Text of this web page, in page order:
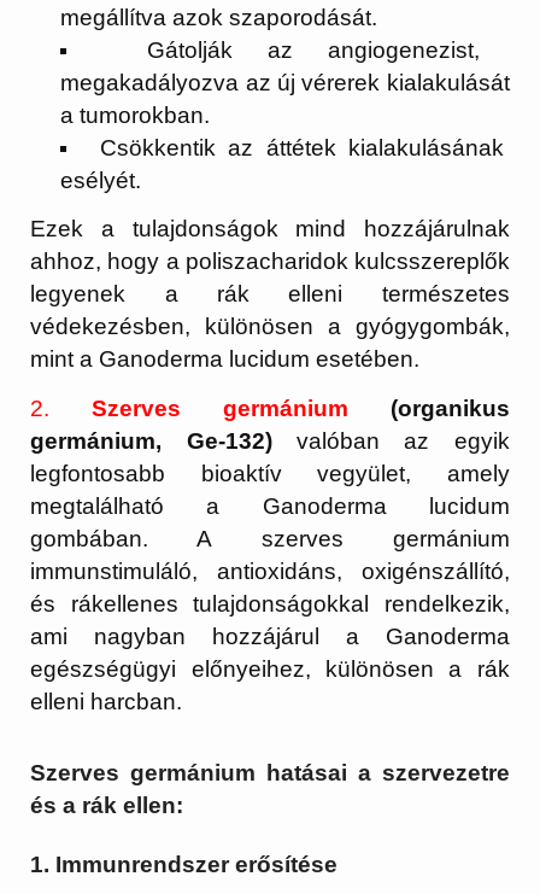
megállítva azok szaporodását.
Gátolják az angiogenezist,
megakadályozva az új vérerek kialakulását
a tumorokban.
Csökkentik az áttétek kialakulásának
esélyét.
Ezek a tulajdonságok mind hozzájárulnak
ahhoz, hogy a poliszacharidok kulcsszereplők
legyenek a rák elleni természetes
védekezésben, különösen a gyógygombák,
mint a Ganoderma lucidum esetében.
2.Szerves germánium (organikus
germánium, Ge-132)valóban az egyik
legfontosabb bioaktív vegyület, amely
megtalálható a Ganoderma lucidum
gombában. A szerves germánium
immunstimuláló, antioxidáns, oxigénszállító,
és rákellenes tulajdonságokkal rendelkezik,
ami nagyban hozzájárul a Ganoderma
egészségügyi előnyeihez, különösen a rák
elleni harcban.
Szerves germánium hatásai a szervezetre
és a rák ellen:
1. Immunrendszer erősítése